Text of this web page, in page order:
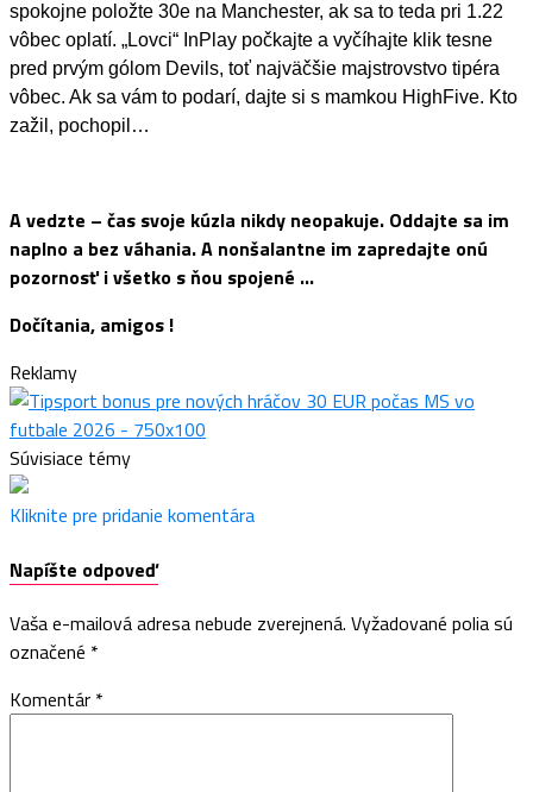
spokojne položte 30e na Manchester, ak sa to teda pri 1.22
vôbec oplatí. „Lovci“ InPlay počkajte a vyčíhajte klik tesne
pred prvým gólom Devils, toť najväčšie majstrovstvo tipéra
vôbec. Ak sa vám to podarí, dajte si s mamkou HighFive. Kto
zažil, pochopil…
A vedzte – čas svoje kúzla nikdy neopakuje. Oddajte sa im
naplno a bez váhania. A nonšalantne im zapredajte onú
pozornosť i všetko s ňou spojené …
Dočítania, amigos !
Reklamy
Súvisiace témy
Kliknite pre pridanie komentára
Napíšte odpoveď
Vaša e-mailová adresa nebude zverejnená. Vyžadované polia sú
označené *
Komentár *